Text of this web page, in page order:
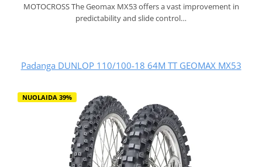
MOTOCROSS The Geomax MX53 offers a vast improvement in
predictability and slide control…
Padanga DUNLOP 110/100-18 64M TT GEOMAX MX53
NUOLAIDA 39%